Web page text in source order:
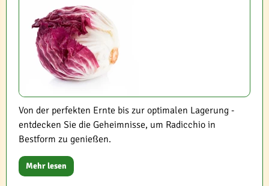
Von der perfekten Ernte bis zur optimalen Lagerung -
entdecken Sie die Geheimnisse, um Radicchio in
Bestform zu genießen.
Mehr lesen